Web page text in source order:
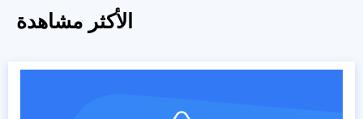
الأكثر مشاهدة